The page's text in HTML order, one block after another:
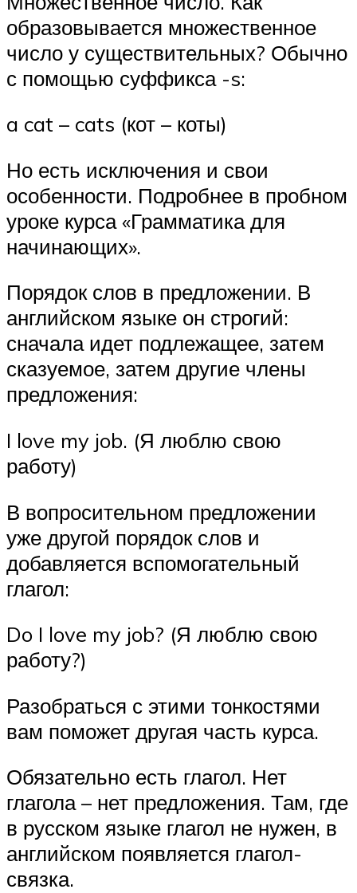
образовывается множественное
число у существительных? Обычно
с помощью суффикса -s:
a cat – cats (кот – коты)
Но есть исключения и свои
особенности. Подробнее в пробном
уроке курса «Грамматика для
начинающих».
Порядок слов в предложении. В
английском языке он строгий:
сначала идет подлежащее, затем
сказуемое, затем другие члены
предложения:
I love my job. (Я люблю свою
работу)
В вопросительном предложении
уже другой порядок слов и
добавляется вспомогательный
глагол:
Do I love my job? (Я люблю свою
работу?)
Разобраться с этими тонкостями
вам поможет другая часть курса.
Обязательно есть глагол. Нет
глагола – нет предложения. Там, где
в русском языке глагол не нужен, в
английском появляется глагол-
связка.